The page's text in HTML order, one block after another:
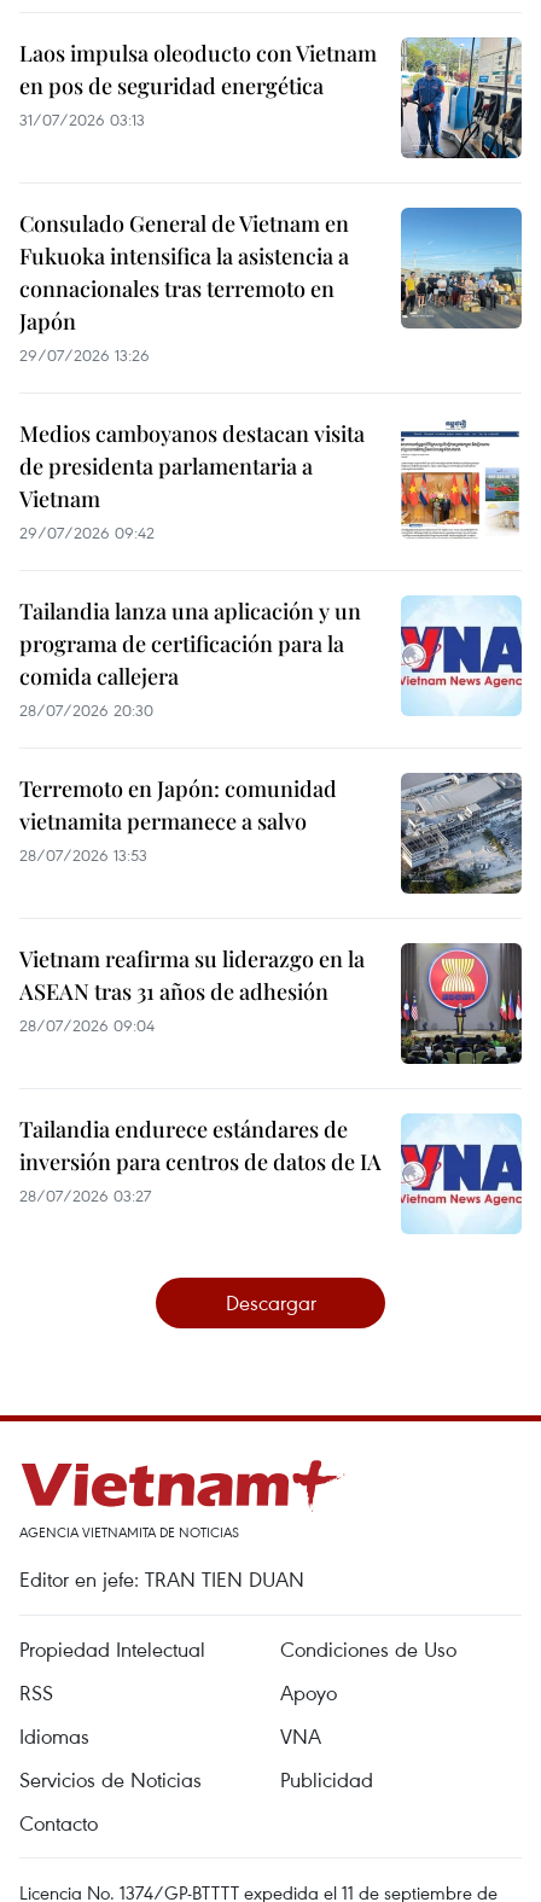
Laos impulsa oleoducto con Vietnam
en pos de seguridad energética
31/07/2026 03:13
Consulado General de Vietnam en
Fukuoka intensifica la asistencia a
connacionales tras terremoto en
Japón
29/07/2026 13:26
Medios camboyanos destacan visita
de presidenta parlamentaria a
Vietnam
29/07/2026 09:42
Tailandia lanza una aplicación y un
programa de certificación para la
comida callejera
28/07/2026 20:30
Terremoto en Japón: comunidad
vietnamita permanece a salvo
28/07/2026 13:53
Vietnam reafirma su liderazgo en la
ASEAN tras 31 años de adhesión
28/07/2026 09:04
Tailandia endurece estándares de
inversión para centros de datos de IA
28/07/2026 03:27
Descargar
AGENCIA VIETNAMITA DE NOTICIAS
Editor en jefe: TRAN TIEN DUAN
Propiedad Intelectual
Condiciones de Uso
RSS
Apoyo
Idiomas
VNA
Servicios de Noticias
Publicidad
Contacto
Licencia No. 1374/GP-BTTTT expedida el 11 de septiembre de